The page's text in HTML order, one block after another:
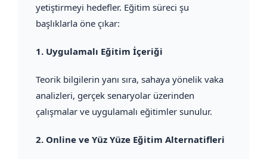
yetiştirmeyi hedefler. Eğitim süreci şu
başlıklarla öne çıkar:
1. Uygulamalı Eğitim İçeriği
Teorik bilgilerin yanı sıra, sahaya yönelik vaka
analizleri, gerçek senaryolar üzerinden
çalışmalar ve uygulamalı eğitimler sunulur.
2. Online ve Yüz Yüze Eğitim Alternatifleri